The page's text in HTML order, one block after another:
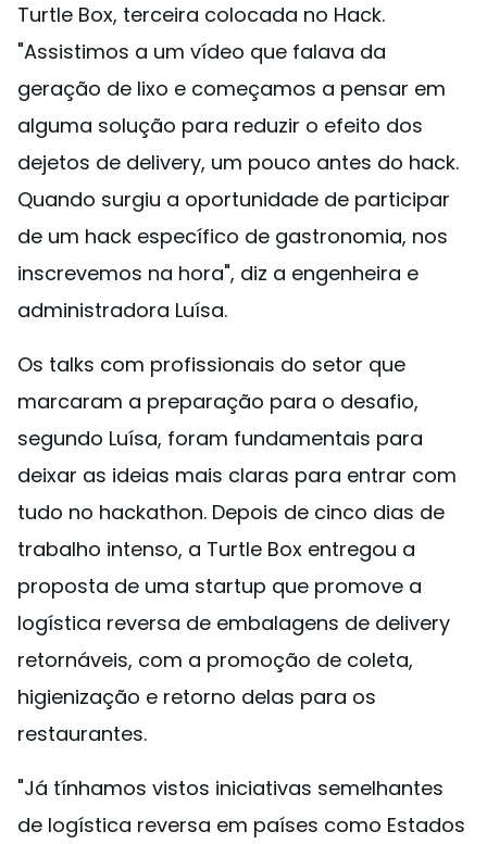
Turtle Box, terceira colocada no Hack.
"Assistimos a um vídeo que falava da
geração de lixo e começamos a pensar em
alguma solução para reduzir o efeito dos
dejetos de delivery, um pouco antes do hack.
Quando surgiu a oportunidade de participar
de um hack específico de gastronomia, nos
inscrevemos na hora", diz a engenheira e
administradora Luísa.
Os talks com profissionais do setor que
marcaram a preparação para o desafio,
segundo Luísa, foram fundamentais para
deixar as ideias mais claras para entrar com
tudo no hackathon. Depois de cinco dias de
trabalho intenso, a Turtle Box entregou a
proposta de uma startup que promove a
logística reversa de embalagens de delivery
retornáveis, com a promoção de coleta,
higienização e retorno delas para os
restaurantes.
"Já tínhamos vistos iniciativas semelhantes
de logística reversa em países como Estados